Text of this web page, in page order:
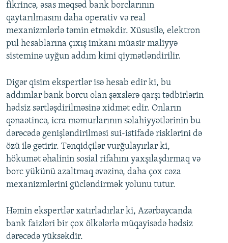
fikrincə, əsas məqsəd bank borclarının
qaytarılmasını daha operativ və real
mexanizmlərlə təmin etməkdir. Xüsusilə, elektron
pul hesablarına çıxış imkanı müasir maliyyə
sisteminə uyğun addım kimi qiymətləndirilir.
Digər qisim ekspertlər isə hesab edir ki, bu
addımlar bank borcu olan şəxslərə qarşı tədbirlərin
hədsiz sərtləşdirilməsinə xidmət edir. Onların
qənaətincə, icra məmurlarının səlahiyyətlərinin bu
dərəcədə genişləndirilməsi sui-istifadə risklərini də
özü ilə gətirir. Tənqidçilər vurğulayırlar ki,
hökumət əhalinin sosial rifahını yaxşılaşdırmaq və
borc yükünü azaltmaq əvəzinə, daha çox cəza
mexanizmlərini gücləndirmək yolunu tutur.
Həmin ekspertlər xatırladırlar ki, Azərbaycanda
bank faizləri bir çox ölkələrlə müqayisədə hədsiz
dərəcədə yüksəkdir.